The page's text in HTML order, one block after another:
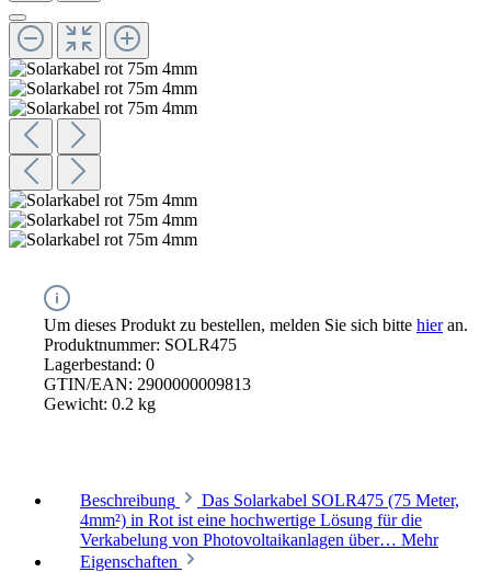
Um dieses Produkt zu bestellen, melden Sie sich bitte hieran.
Produktnummer: SOLR475
Lagerbestand: 0
GTIN/EAN: 2900000009813
Gewicht: 0.2 kg
Beschreibung
Das Solarkabel SOLR475 (75 Meter,
4mm²) in Rot ist eine hochwertige Lösung für die
Verkabelung von Photovoltaikanlagen über… Mehr
Eigenschaften